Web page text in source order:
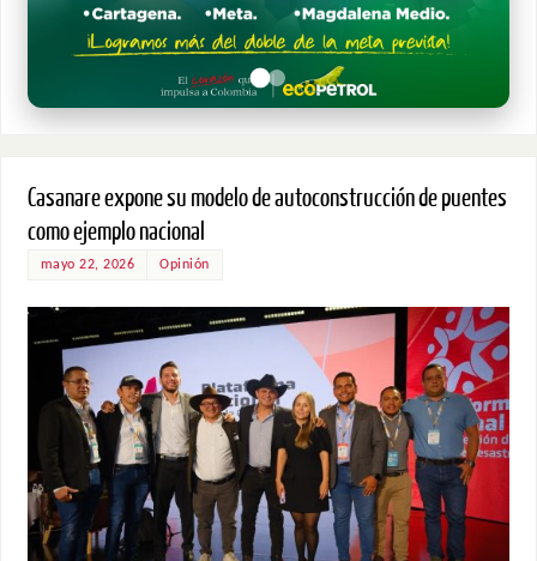
Casanare expone su modelo de autoconstrucción de puentes
como ejemplo nacional
mayo 22, 2026 Opinión